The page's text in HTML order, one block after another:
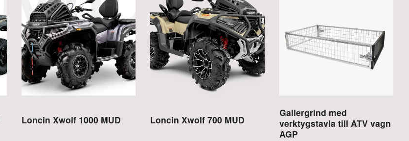
Loncin Xwolf 1000 MUD Loncin Xwolf 700 MUD
Gallergrind med
verktygstavla till ATV vagn
AGP